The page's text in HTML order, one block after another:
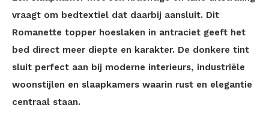
vraagt om bedtextiel dat daarbij aansluit. Dit
Romanette topper hoeslaken in antraciet geeft het
bed direct meer diepte en karakter. De donkere tint
sluit perfect aan bij moderne interieurs, industriële
woonstijlen en slaapkamers waarin rust en elegantie
centraal staan.